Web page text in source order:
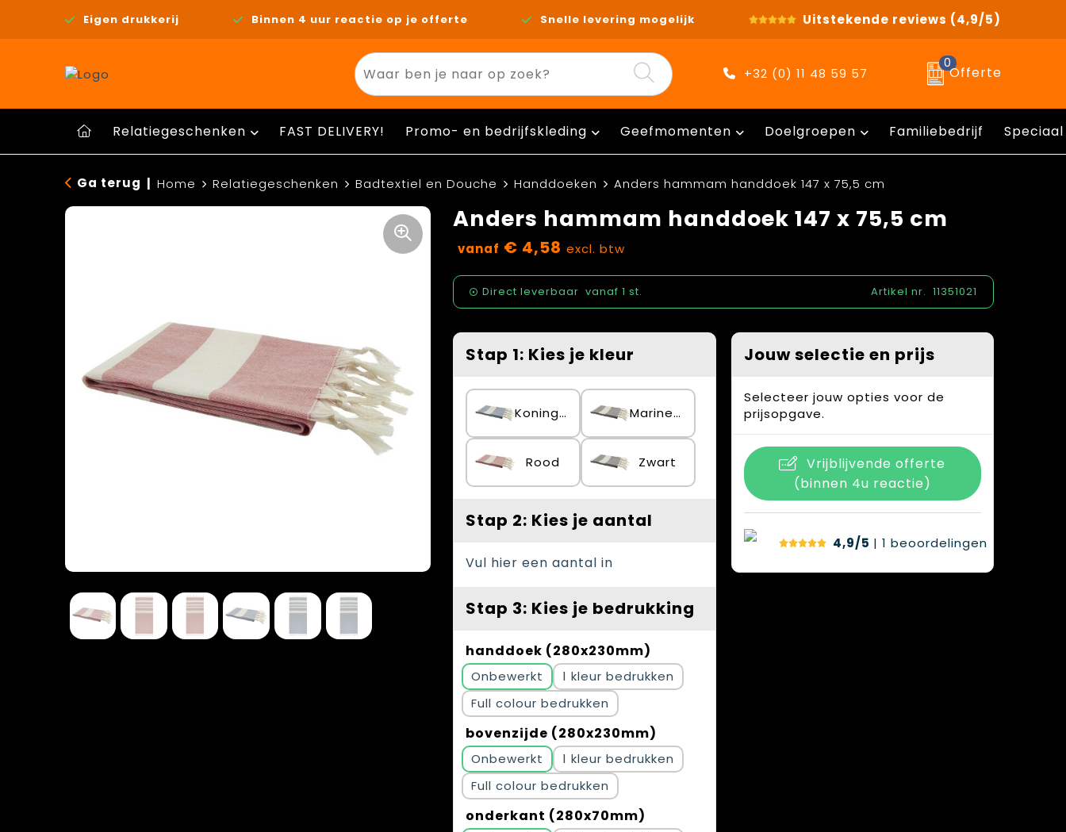
Eigen drukkerij Binnen 4 uur reactie op je offerte Snelle levering mogelijk Uitstekende reviews (4,9/5)
+32 (0) 11 48 59 57
0
Offerte
Relatiegeschenken FAST DELIVERY! Promo- en bedrijfskleding Geefmomenten Doelgroepen Familiebedrijf
Ga terug Home Relatiegeschenken Badtextiel en Douche Handdoeken Anders hammam handdoek 147 x 75,5 cm
Anders hammam handdoek 147 x 75,5 cm
vanaf € 4,58 excl. btw
Direct leverbaar vanaf 1 st. Artikel nr. 11351021
Stap 1: Kies je kleur
Koningsblauw Marineblauw
Rood Zwart
Stap 2: Kies je aantal
Vul hier een aantal in
Stap 3: Kies je bedrukking
handdoek (280x230mm)
Onbewerkt
1
Full colour
bovenzijde (280x230mm)
Onbewerkt
1
Full colour
onderkant (280x70mm)
Jouw selectie en prijs
Selecteer jouw opties voor de
prijsopgave.
Vrijblijvende offerte
(binnen 4u reactie)
4,9/5 | 1 beoordelingen